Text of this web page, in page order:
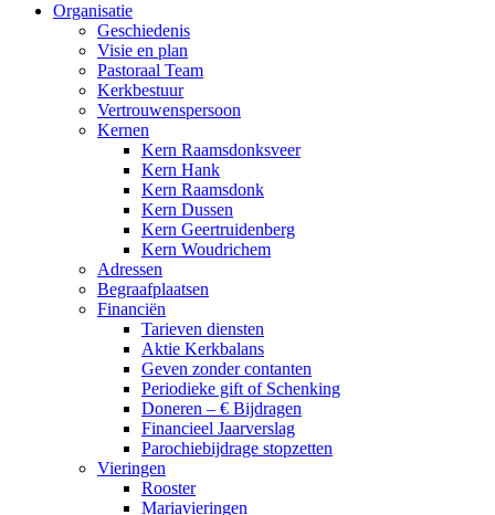
Organisatie
Geschiedenis
Visie en plan
Pastoraal Team
Kerkbestuur
Vertrouwenspersoon
Kernen
Kern Raamsdonksveer
Kern Hank
Kern Raamsdonk
Kern Dussen
Kern Geertruidenberg
Kern Woudrichem
Adressen
Begraafplaatsen
Financiën
Tarieven diensten
Aktie Kerkbalans
Geven zonder contanten
Periodieke gift of Schenking
Doneren – € Bijdragen
Financieel Jaarverslag
Parochiebijdrage stopzetten
Vieringen
Rooster
Mariavieringen